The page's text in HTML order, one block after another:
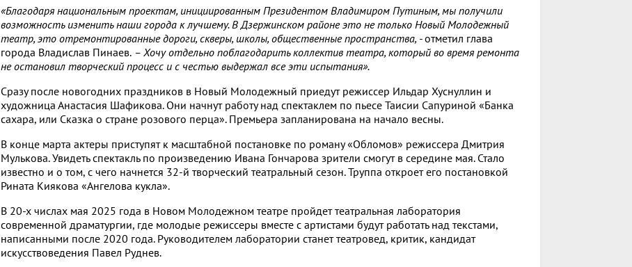
«Благодаря национальным проектам, инициированным Президентом Владимиром Путиным, мы получили
возможность изменить наши города к лучшему. В Дзержинском районе это не только Новый Молодежный
театр, это отремонтированные дороги, скверы, школы, общественные пространства, -отметил глава
города Владислав Пинаев. – Хочу отдельно поблагодарить коллектив театра, который во время ремонта
не остановил творческий процесс и с честью выдержал все эти испытания».
Сразу после новогодних праздников в Новый Молодежный приедут режиссер Ильдар Хуснуллин и
художница Анастасия Шафикова. Они начнут работу над спектаклем по пьесе Таисии Сапуриной «Банка
сахара, или Сказка о стране розового перца». Премьера запланирована на начало весны.
В конце марта актеры приступят к масштабной постановке по роману «Обломов» режиссера Дмитрия
Мулькова. Увидеть спектакль по произведению Ивана Гончарова зрители смогут в середине мая. Стало
известно и о том, с чего начнется 32-й творческий театральный сезон. Труппа откроет его постановкой
Рината Киякова «Ангелова кукла».
В 20-х числах мая 2025 года в Новом Молодежном театре пройдет театральная лаборатория
современной драматургии, где молодые режиссеры вместе с артистами будут работать над текстами,
написанными после 2020 года. Руководителем лаборатории станет театровед, критик, кандидат
искусствоведения Павел Руднев.